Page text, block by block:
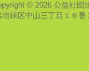
© 2026 公益社団
市緑区中山三丁目１６